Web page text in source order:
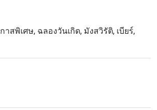
สพิเศษ, ฉลองวันเกิด, มังสวิรัติ, เบียร์,